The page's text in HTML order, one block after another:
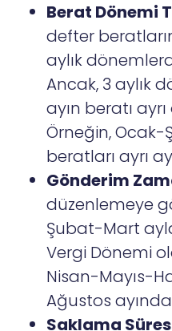
Berat Dönemi
defter
aylık
Ancak, 3 aylık
ayın beratı
Örneğin, Ocak-
beratları ayrı
Gönderim
düzenlemeye
Şubat-Mart
Vergi Dönemi
Nisan-Mayıs-
Ağustos
Saklama